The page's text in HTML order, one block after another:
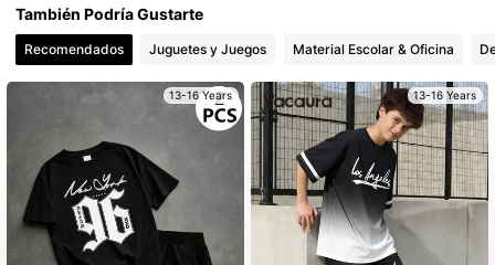
4.94 808K Seguidores
4.94 808K Seguidores
808K Seguidores
También Podría Gustarte
Recomendados Juguetes y Juegos Material Escolar & Oficina
13-16 Years 13-16 Years